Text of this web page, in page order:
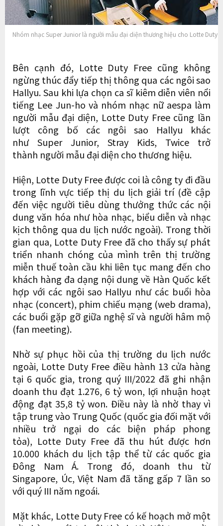
Nhóm nhạc Super Junior là người mẫu đại diện thương hiệu cho Lotte Duty
Bên cạnh đó, Lotte Duty Free cũng không
ngừng thúc đẩy tiếp thị thông qua các ngôi sao
Hallyu. Sau khi lựa chọn ca sĩ kiêm diễn viên nổi
tiếng Lee Jun-ho và nhóm nhạc nữ aespa làm
người mẫu đại diện, Lotte Duty Free cũng lần
lượt công bố các ngôi sao Hallyu khác
như Super Junior, Stray Kids, Twice trở
thành người mẫu đại diện cho thương hiệu.
Hiện, Lotte Duty Free được coi là công ty đi đầu
trong lĩnh vực tiếp thị du lịch giải trí (đề cập
đến việc người tiêu dùng thưởng thức các nội
dung văn hóa như hòa nhạc, biểu diễn và nhạc
kịch thông qua du lịch nước ngoài). Trong thời
gian qua, Lotte Duty Free đã cho thấy sự phát
triển nhanh chóng của mình trên thị trường
miễn thuế toàn cầu khi liên tục mang đến cho
khách hàng đa dạng nội dung về Hàn Quốc kết
hợp với các ngôi sao Hallyu như các buổi hòa
nhạc (concert), phim chiếu mạng (web drama),
các buổi gặp gỡ giữa nghệ sĩ và người hâm mộ
(fan meeting).
Nhờ sự phục hồi của thị trường du lịch nước
ngoài, Lotte Duty Free điều hành 13 cửa hàng
tại 6 quốc gia, trong quý III/2022 đã ghi nhận
doanh thu đạt 1.276, 6 tỷ won, lợi nhuận hoạt
động đạt 35,8 tỷ won. Điều này là nhờ thay vì
tập trung vào Trung Quốc (quốc gia đối mặt với
nhiều trở ngại do các biện pháp phong
tỏa), Lotte Duty Free đã thu hút được hơn
10.000 khách du lịch tập thể từ các quốc gia
Đông Nam Á. Trong đó, doanh thu từ
Singapore, Úc, Việt Nam đã tăng gấp 7 lần so
với quý III năm ngoái.
Mặt khác, Lotte Duty Free có kế hoạch mở một